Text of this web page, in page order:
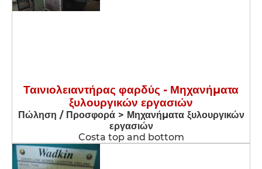
Ταινιολειαντήρας φαρδύς - Μηχανήματα
ξυλουργικών εργασιών
Πώληση / Προσφορά > Μηχανήματα ξυλουργικών
εργασιών
Costa top and bottom